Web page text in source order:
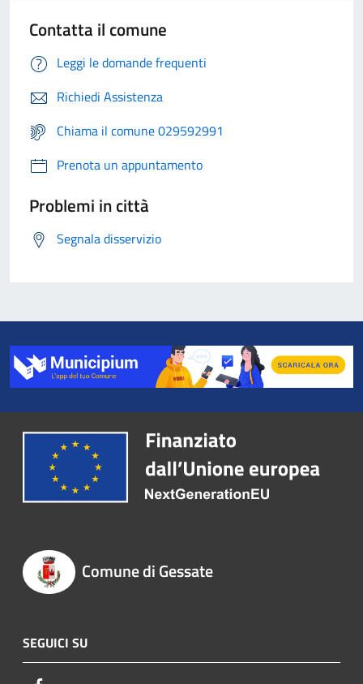
Contatta il comune
Leggi le domande frequenti
Richiedi Assistenza
Chiama il comune 029592991
Prenota un appuntamento
Problemi in città
Segnala disservizio
Comune di Gessate
SEGUICI SU